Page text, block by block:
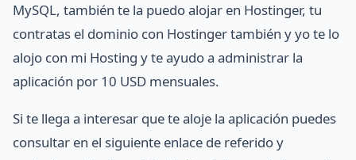
MySQL, también te la puedo alojar en Hostinger, tu
contratas el dominio con Hostinger también y yo te lo
alojo con mi Hosting y te ayudo a administrar la
aplicación por 10 USD mensuales.
Si te llega a interesar que te aloje la aplicación puedes
consultar en el siguiente enlace de referido y